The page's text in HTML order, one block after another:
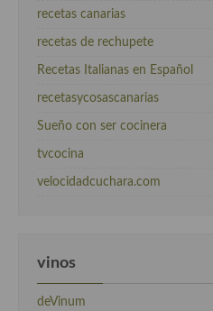
recetas canarias
recetas de rechupete
Recetas Italianas en Español
recetasycosascanarias
Sueño con ser cocinera
tvcocina
velocidadcuchara.com
vinos
deVinum